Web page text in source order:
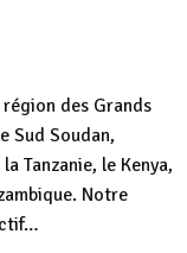
des Grands
Sud Soudan,
Tanzanie, le Kenya,
Notre